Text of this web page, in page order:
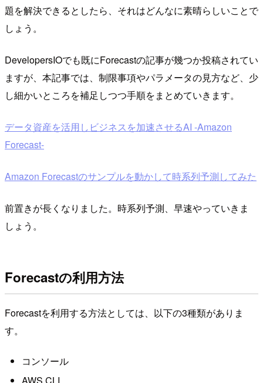
題を解決できるとしたら、それはどんなに素晴らしいことで
しょう。
DevelopersIOでも既にForecastの記事が幾つか投稿されてい
ますが、本記事では、制限事項やパラメータの見方など、少
し細かいところを補足しつつ手順をまとめていきます。
データ資産を活用しビジネスを加速させるAI -Amazon
Forecast-
Amazon Forecastのサンプルを動かして時系列予測してみた
前置きが長くなりました。時系列予測、早速やっていきま
しょう。
Forecastの利用方法
Forecastを利用する方法としては、以下の3種類がありま
す。
コンソール